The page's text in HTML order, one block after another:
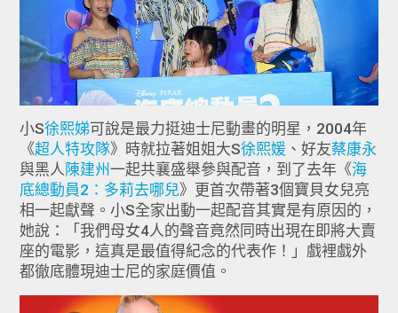
小S徐熙娣可說是最力挺迪士尼動畫的明星，2004年
《超人特攻隊》時就拉著姐姐大S徐熙媛 、好友蔡康永
與黑人 陳建州一起共襄盛舉參與配音，到了去年《海
底總動員2：多莉去哪兒》更首次帶著3個寶貝女兒亮
相一起獻聲。小S全家出動一起配音其實是有原因的，
她說：「我們母女4人的聲音竟然同時出現在即將大賣
座的電影，這真是最值得紀念的代表作！」戲裡戲外
都徹底體現迪士尼的家庭價值。